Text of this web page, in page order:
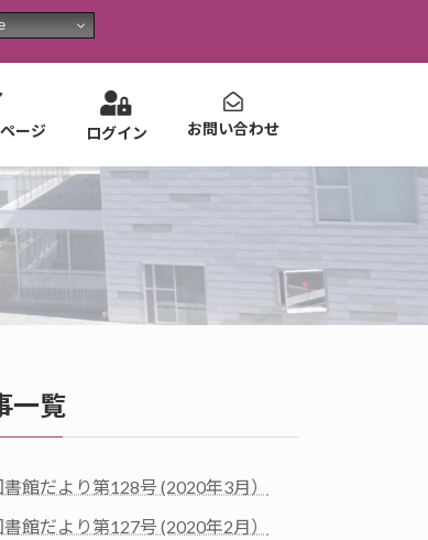
ージ ログイン お問い合わせ
一覧
書館だより第128号 (2020年3月）
書館だより第127号 (2020年2月）